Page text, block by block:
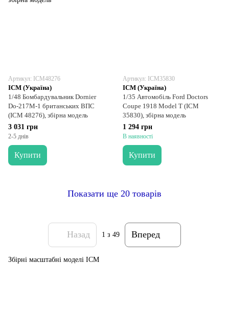
Артикул: ICM48276
ICM (Україна)
1/48 Бомбардувальник Dornier
Do-217M-1 британських ВПС
(ICM 48276), збірна модель
3 031 грн
2-5 днів
Купити
Артикул: ICM35830
ICM (Україна)
1/35 Автомобіль Ford Doctors
Coupe 1918 Model T (ICM
35830), збірна модель
1 294 грн
В наявності
Купити
Показати ще 20 товарів
Назад 1 з 49 Вперед
Збірні масштабні моделі ICM